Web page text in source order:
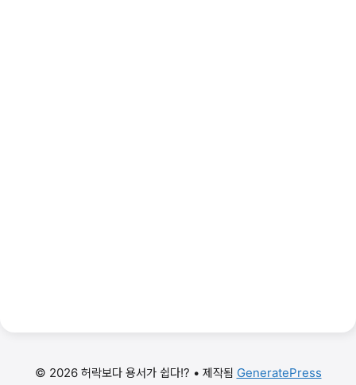
© 2026 허락보다 용서가 쉽다!? • 제작됨 GeneratePress